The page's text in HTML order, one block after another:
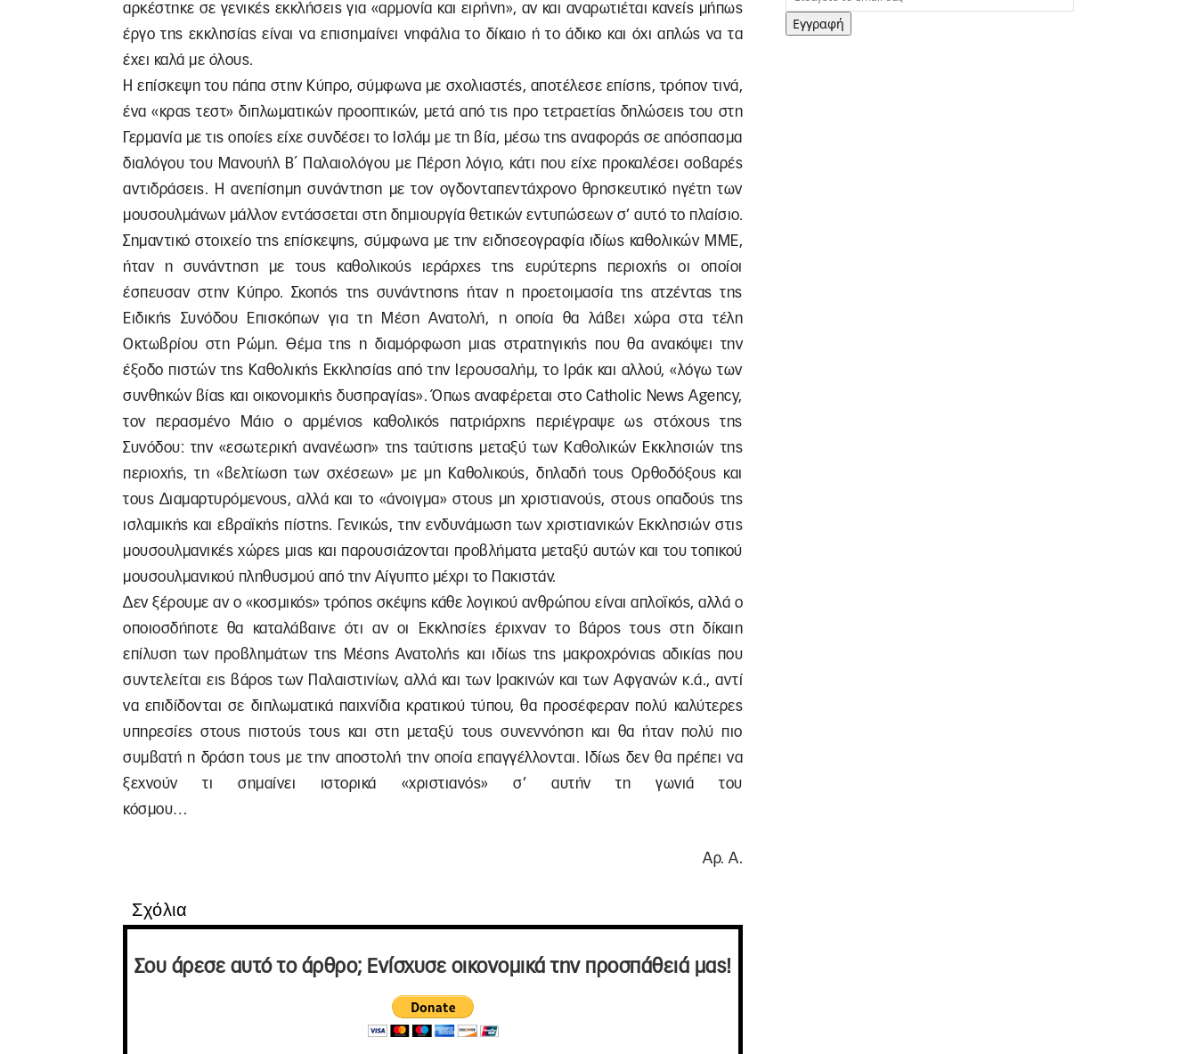
αρκέστηκε σε γενικές εκκλήσεις για «αρμονία και ειρήνη», αν και αναρωτιέται κανείς μήπως
έργο της εκκλησίας είναι να επισημαίνει νηφάλια το δίκαιο ή το άδικο και όχι απλώς να τα
έχει καλά με όλους.
Η επίσκεψη του πάπα στην Κύπρο, σύμφωνα με σχολιαστές, αποτέλεσε επίσης, τρόπον τινά,
ένα «κρας τεστ» διπλωματικών προοπτικών, μετά από τις προ τετραετίας δηλώσεις του στη
Γερμανία με τις οποίες είχε συνδέσει το Ισλάμ με τη βία, μέσω της αναφοράς σε απόσπασμα
διαλόγου του Μανουήλ Β΄ Παλαιολόγου με Πέρση λόγιο, κάτι που είχε προκαλέσει σοβαρές
αντιδράσεις. Η ανεπίσημη συνάντηση με τον ογδονταπεντάχρονο θρησκευτικό ηγέτη των
μουσουλμάνων μάλλον εντάσσεται στη δημιουργία θετικών εντυπώσεων σ’ αυτό το πλαίσιο.
Σημαντικό στοιχείο της επίσκεψης, σύμφωνα με την ειδησεογραφία ιδίως καθολικών ΜΜΕ,
ήταν η συνάντηση με τους καθολικούς ιεράρχες της ευρύτερης περιοχής οι οποίοι
έσπευσαν στην Κύπρο. Σκοπός της συνάντησης ήταν η προετοιμασία της ατζέντας της
Ειδικής Συνόδου Επισκόπων για τη Μέση Ανατολή, η οποία θα λάβει χώρα στα τέλη
Οκτωβρίου στη Ρώμη. Θέμα της η διαμόρφωση μιας στρατηγικής που θα ανακόψει την
έξοδο πιστών της Καθολικής Εκκλησίας από την Ιερουσαλήμ, το Ιράκ και αλλού, «λόγω των
συνθηκών βίας και οικονομικής δυσπραγίας». Όπως αναφέρεται στο Catholic News Agency,
τον περασμένο Μάιο ο αρμένιος καθολικός πατριάρχης περιέγραψε ως στόχους της
Συνόδου: την «εσωτερική ανανέωση» της ταύτισης μεταξύ των Καθολικών Εκκλησιών της
περιοχής, τη «βελτίωση των σχέσεων» με μη Καθολικούς, δηλαδή τους Ορθοδόξους και
τους Διαμαρτυρόμενους, αλλά και το «άνοιγμα» στους μη χριστιανούς, στους οπαδούς της
ισλαμικής και εβραϊκής πίστης. Γενικώς, την ενδυνάμωση των χριστιανικών Εκκλησιών στις
μουσουλμανικές χώρες μιας και παρουσιάζονται προβλήματα μεταξύ αυτών και του τοπικού
μουσουλμανικού πληθυσμού από την Αίγυπτο μέχρι το Πακιστάν.
Δεν ξέρουμε αν ο «κοσμικός» τρόπος σκέψης κάθε λογικού ανθρώπου είναι απλοϊκός, αλλά ο
οποιοσδήποτε θα καταλάβαινε ότι αν οι Εκκλησίες έριχναν το βάρος τους στη δίκαιη
επίλυση των προβλημάτων της Μέσης Ανατολής και ιδίως της μακροχρόνιας αδικίας που
συντελείται εις βάρος των Παλαιστινίων, αλλά και των Ιρακινών και των Αφγανών κ.ά., αντί
να επιδίδονται σε διπλωματικά παιχνίδια κρατικού τύπου, θα προσέφεραν πολύ καλύτερες
υπηρεσίες στους πιστούς τους και στη μεταξύ τους συνεννόηση και θα ήταν πολύ πιο
συμβατή η δράση τους με την αποστολή την οποία επαγγέλλονται. Ιδίως δεν θα πρέπει να
ξεχνούν τι σημαίνει ιστορικά «χριστιανός» σ’ αυτήν τη γωνιά του
κόσμου…
Αρ. Α.
Σχόλια
Σου άρεσε αυτό το άρθρο; Ενίσχυσε οικονομικά την προσπάθειά μας!
Εγγραφή